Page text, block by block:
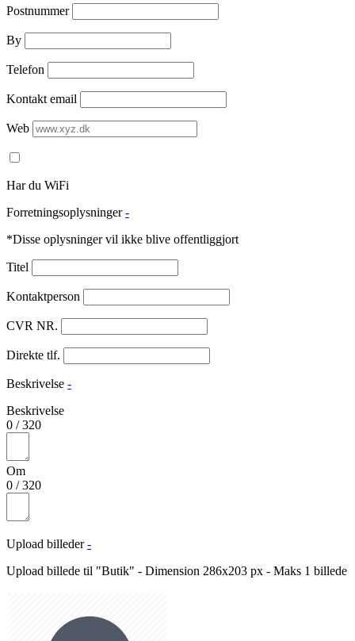
Postnummer
By
Telefon
Kontakt email
Web
Har du WiFi
Forretningsoplysninger -
*Disse oplysninger vil ikke blive offentliggjort
Titel
Kontaktperson
CVR NR.
Direkte tlf.
Beskrivelse -
Beskrivelse
0 /320
Om
0 /320
Upload billeder -
Upload billede til "Butik" - Dimension 286x203 px - Maks 1 billede